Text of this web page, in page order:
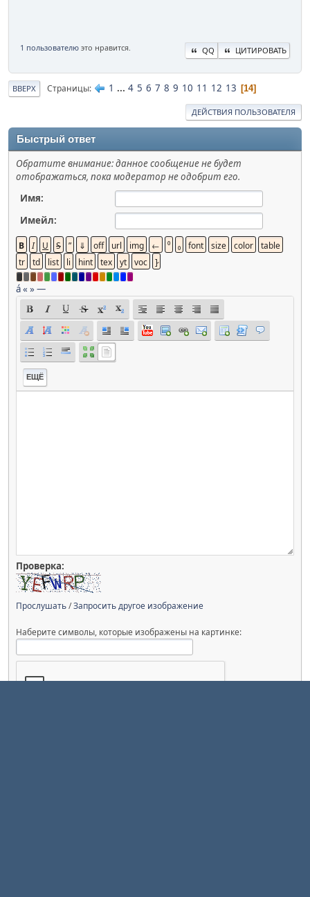
1 пользователю это нравится. QQ ЦИТИРОВАТЬ
ВВЕРХ Страницы 1 ... 4 5 6 7 8 9 10 11 12 13 14
ДЕЙСТВИЯ ПОЛЬЗОВАТЕЛЯ
Быстрый ответ
Обратите внимание: данное сообщение не будет
отображаться, пока модератор не одобрит его.
Имя:
Имейл:
á« »—
ЕЩЁ
Проверка:
Прослушать/Запросить другое изображение
Наберите символы, которые изображены на картинке: